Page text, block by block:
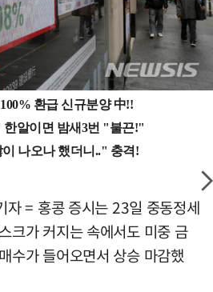
자 = 홍콩 증시는 23일 중동정세
크가 커지는 속에서도 미중 금
수가 들어오면서 상승 마감했